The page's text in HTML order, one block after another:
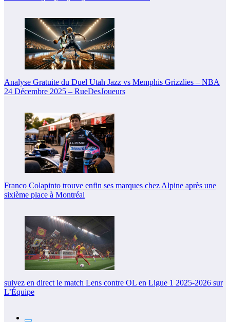
Analyse Gratuite du Duel Utah Jazz vs Memphis Grizzlies – NBA
24 Décembre 2025 – RueDesJoueurs
Franco Colapinto trouve enfin ses marques chez Alpine après une
sixième place à Montréal
suivez en direct le match Lens contre OL en Ligue 1 2025-2026 sur
L’Équipe